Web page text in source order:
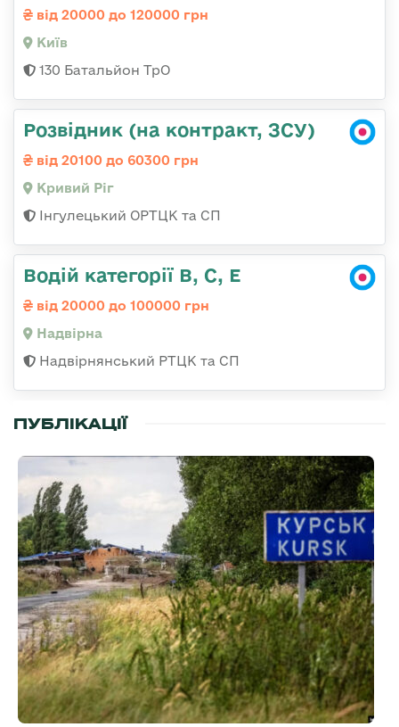
від 20000 до 120000 грн
Київ
130 Батальйон ТрО
Розвідник (на контракт, ЗСУ)
від 20100 до 60300 грн
Кривий Ріг
Інгулецький ОРТЦК та СП
Водій категорії В, С, Е
від 20000 до 100000 грн
Надвірна
Надвірнянський РТЦК та СП
ПУБЛІКАЦІЇ